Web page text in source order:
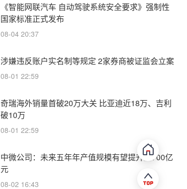
《智能网联汽车 自动驾驶系统安全要求》强制性
国家标准正式发布
08-04 20:37
涉嫌违反账户实名制等规定 2家券商被证监会立案
08-01 22:59
奇瑞海外销量首破20万大关 比亚迪近18万、吉利
破10万
08-01 22:59
中微公司：未来五年年产值规模有望提升至700亿
元
08-02 16:43